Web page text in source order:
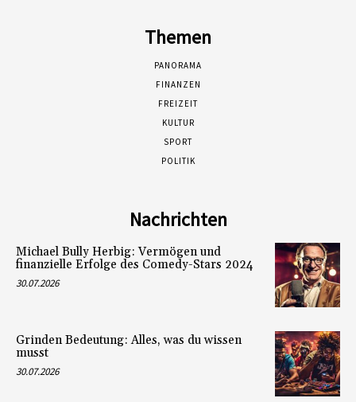
Themen
PANORAMA
FINANZEN
FREIZEIT
KULTUR
SPORT
POLITIK
Nachrichten
Michael Bully Herbig: Vermögen und
finanzielle Erfolge des Comedy-Stars 2024
30.07.2026
Grinden Bedeutung: Alles, was du wissen
musst
30.07.2026